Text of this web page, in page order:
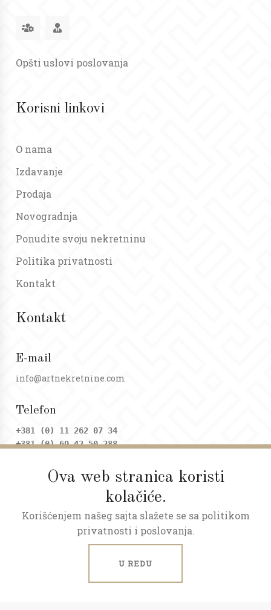
Ova web stranica koristi
kolačiće.
Korišćenjem našeg sajta slažete se sa politikom
privatnosti i poslovanja.
U REDU
Opšti uslovi poslovanja
Korisni linkovi
O nama
Izdavanje
Prodaja
Novogradnja
Ponudite svoju nekretninu
Politika privatnosti
Kontakt
Kontakt
E-mail
info@artnekretnine.com
Telefon
+381 (0) 11 262 07 34
+381 (0) 69 42 50 288
Adresa
Dositejeva 9, Trg republike
Radno vreme
Ponedeljak - petak: 09 - 20h